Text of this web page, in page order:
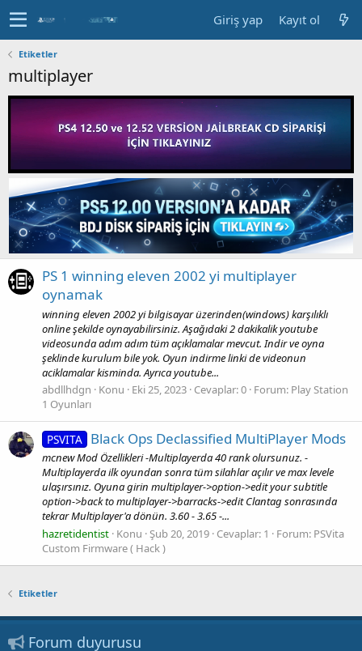
Giriş yap Kayıt ol
Etiketler
multiplayer
PS 1 winning eleven 2002 yi multiplayer
oynamak
winning eleven 2002 yi bilgisayar üzerinden(windows) karşılıklı
online şekilde oynayabilirsiniz. Aşağıdaki 2 dakikalik youtube
videosunda adım adım tüm açıklamalar mevcut. Indir ve oyna
şeklinde kurulum bile yok. Oyun indirme linki de videonun
aciklamalar kisminda. Ayrıca youtube...
abdllhdgn
Konu Eki 25, 2023 Cevaplar: 0 Forum: Play Station
1 Oyunları
PSVITA Black Ops Declassified MultiPlayer Mods
mcnew Mod Özellikleri -Multiplayerda 40 rank olursunuz. -
Multiplayerda ilk oyundan sonra tüm silahlar açılır ve max levele
ulaşırsınız. Oyuna girin multiplayer->option->edit your subtitle
option->back to multiplayer->barracks->edit Clantag sonrasında
tekrar Multiplayer'a dönün. 3.60 - 3.65 -...
hazretidentist Konu Şub 20, 2019 Cevaplar: 1 Forum: PSVita
Custom Firmware ( Hack )
Etiketler
Forum duyurusu